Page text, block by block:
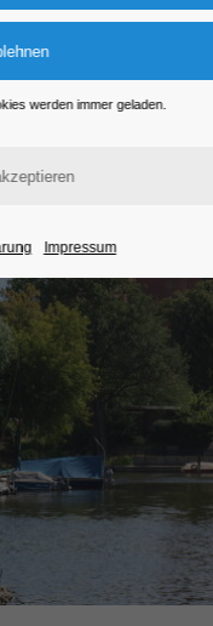
werden immer geladen.
Impressum